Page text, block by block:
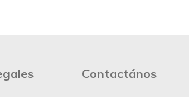
Contactános